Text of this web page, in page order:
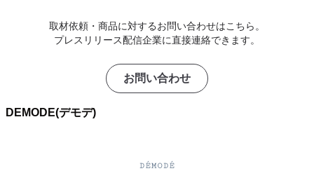
取材依頼・商品に対するお問い合わせはこちら。
プレスリリース配信企業に直接連絡できます。
お問い合わせ
DEMODE(デモデ)